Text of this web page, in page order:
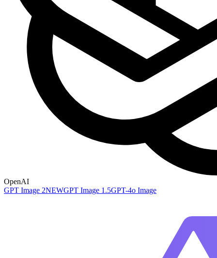
OpenAI
GPT Image 2NEWGPT Image 1.5GPT-4o Image